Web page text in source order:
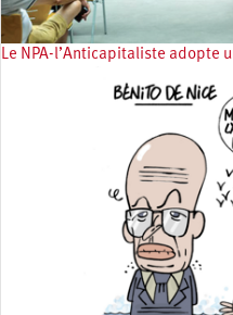
Le NPA-l’Anticapitaliste adopte